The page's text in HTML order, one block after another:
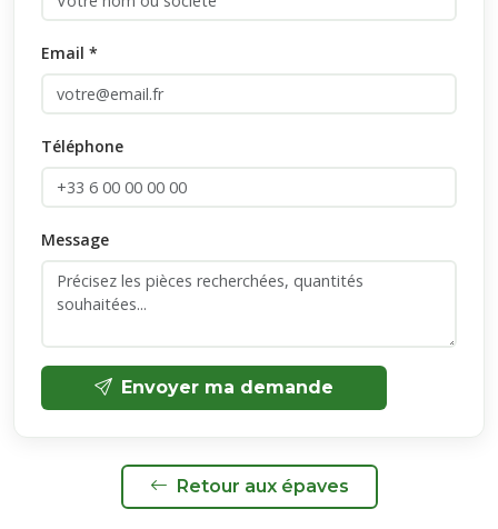
Email *
Téléphone
Message
Envoyer ma demande
Retour aux épaves